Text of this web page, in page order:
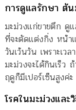
การดูแลรักษา ต้
มะม่วงแก่ขายตึก ดู
ที่จะตัดแต่งกิ่ง หน้า
วันเว้นวัน เพราะเว
มะม่วงจะได้กินเร็ว
ฤดูก็มีเปอร์เซ็นสูงค่ะ
โรคในมะม่วงแล